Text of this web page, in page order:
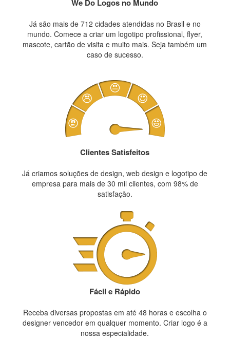
We Do Logos no Mundo
Já são mais de 712 cidades atendidas no Brasil e no
mundo. Comece a criar um logotipo profissional, flyer,
mascote, cartão de visita e muito mais. Seja também um
caso de sucesso.
Clientes Satisfeitos
Já criamos soluções de design, web design e logotipo de
empresa para mais de 30 mil clientes, com 98% de
satisfação.
Fácil e Rápido
Receba diversas propostas em até 48 horas e escolha o
designer vencedor em qualquer momento. Criar logo é a
nossa especialidade.